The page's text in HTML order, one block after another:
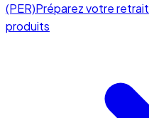
(PER)Préparez votre
produits